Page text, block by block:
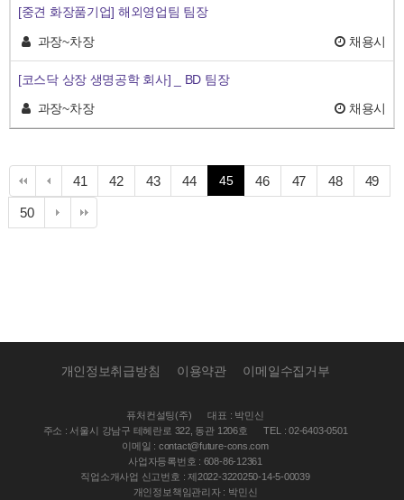
[중견 화장품기업] 해외영업팀 팀장
과장~차장
채용시
[코스닥 상장 생명공학 회사] _ BD 팀장
과장~차장
채용시
41
이
지
42페
이
43페
이
44페
이
45 46페
이
47페
이
48페
이
49페
이
50페
이
개인정보취급방침 이용약관 이메일수집거부
퓨처컨설팅(주)
대표 : 박민신
주소 : 서울시 강남구 테헤란로 322, 동관 1206호
TEL : 02-6403-0501
이메일 : contact@future-cons.com
사업자등록번호 : 608-86-12361
직업소개사업 신고번호 : 제2022-3220250-14-5-00039
개인정보책임관리자 : 박민신